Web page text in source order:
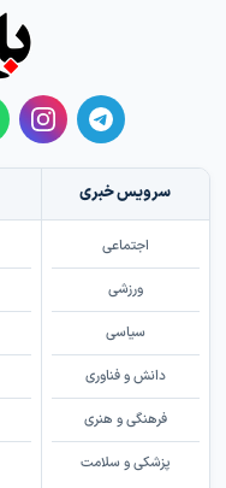
سرویس خبری
اجتماعی
ورزشی
سیاسی
دانش و فناوری
فرهنگی و هنری
پزشکی و سلامت